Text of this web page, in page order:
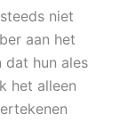
niet
aan het
dat hun ales
het alleen